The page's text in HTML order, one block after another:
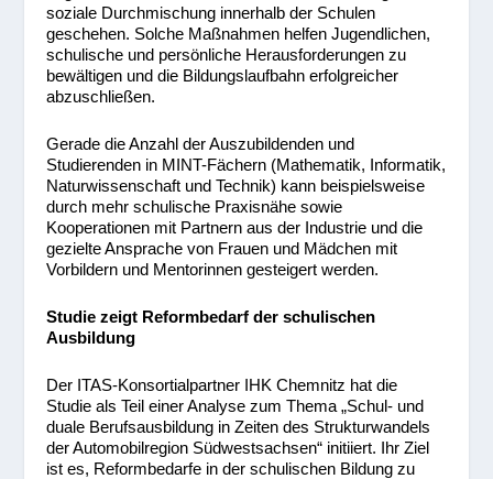
soziale Durchmischung innerhalb der Schulen
geschehen. Solche Maßnahmen helfen Jugendlichen,
schulische und persönliche Herausforderungen zu
bewältigen und die Bildungslaufbahn erfolgreicher
abzuschließen.
Gerade die Anzahl der Auszubildenden und
Studierenden in MINT-Fächern (Mathematik, Informatik,
Naturwissenschaft und Technik) kann beispielsweise
durch mehr schulische Praxisnähe sowie
Kooperationen mit Partnern aus der Industrie und die
gezielte Ansprache von Frauen und Mädchen mit
Vorbildern und Mentorinnen gesteigert werden.
Studie zeigt Reformbedarf der schulischen
Ausbildung
Der ITAS-Konsortialpartner IHK Chemnitz hat die
Studie als Teil einer Analyse zum Thema „Schul- und
duale Berufsausbildung in Zeiten des Strukturwandels
der Automobilregion Südwestsachsen“ initiiert. Ihr Ziel
ist es, Reformbedarfe in der schulischen Bildung zu